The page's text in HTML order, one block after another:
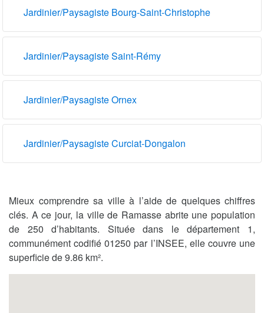
Jardinier/Paysagiste Bourg-Saint-Christophe
Jardinier/Paysagiste Saint-Rémy
Jardinier/Paysagiste Ornex
Jardinier/Paysagiste Curciat-Dongalon
Mieux comprendre sa ville à l’aide de quelques chiffres
clés. A ce jour, la ville de Ramasse abrite une population
de 250 d’habitants. Située dans le département 1,
communément codifié 01250 par l’INSEE, elle couvre une
superficie de 9.86 km².